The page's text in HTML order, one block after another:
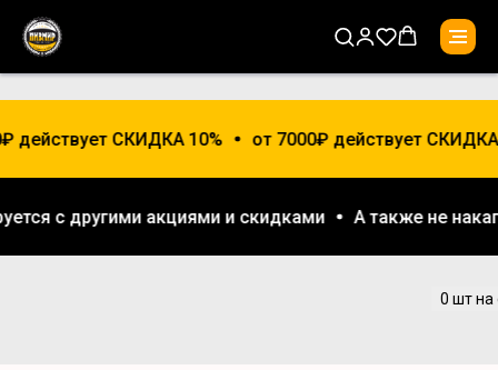
действует СКИДКА 10% от 7000₽ действует СКИДКА
с другими акциями и скидками А также не